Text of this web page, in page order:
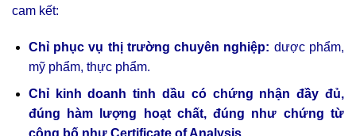
cam kết:
Chỉ phục vụ thị trường chuyên nghiệp: dược phẩm,
mỹ phẩm, thực phẩm.
Chỉ kinh doanh tinh dầu có chứng nhận đầy đủ,
đúng hàm lượng hoạt chất, đúng như chứng từ